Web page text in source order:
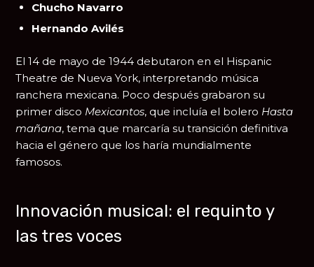
Chucho Navarro
Hernando Avilés
El 14 de mayo de 1944 debutaron en el Hispanic
Theatre de Nueva York, interpretando música
ranchera mexicana. Poco después grabaron su
primer disco Mexicantos, que incluía el bolero Hasta
mañana, tema que marcaría su transición definitiva
hacia el género que los haría mundialmente
famosos.
Innovación musical: el requinto y
las tres voces